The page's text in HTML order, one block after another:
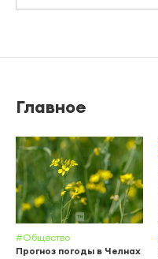
Главное
#Общество
Прогноз погоды в Челнах